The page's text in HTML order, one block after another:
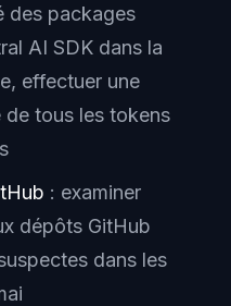
des packages
AI SDK dans la
effectuer une
tous les tokens
: examiner
dépôts GitHub
dans les